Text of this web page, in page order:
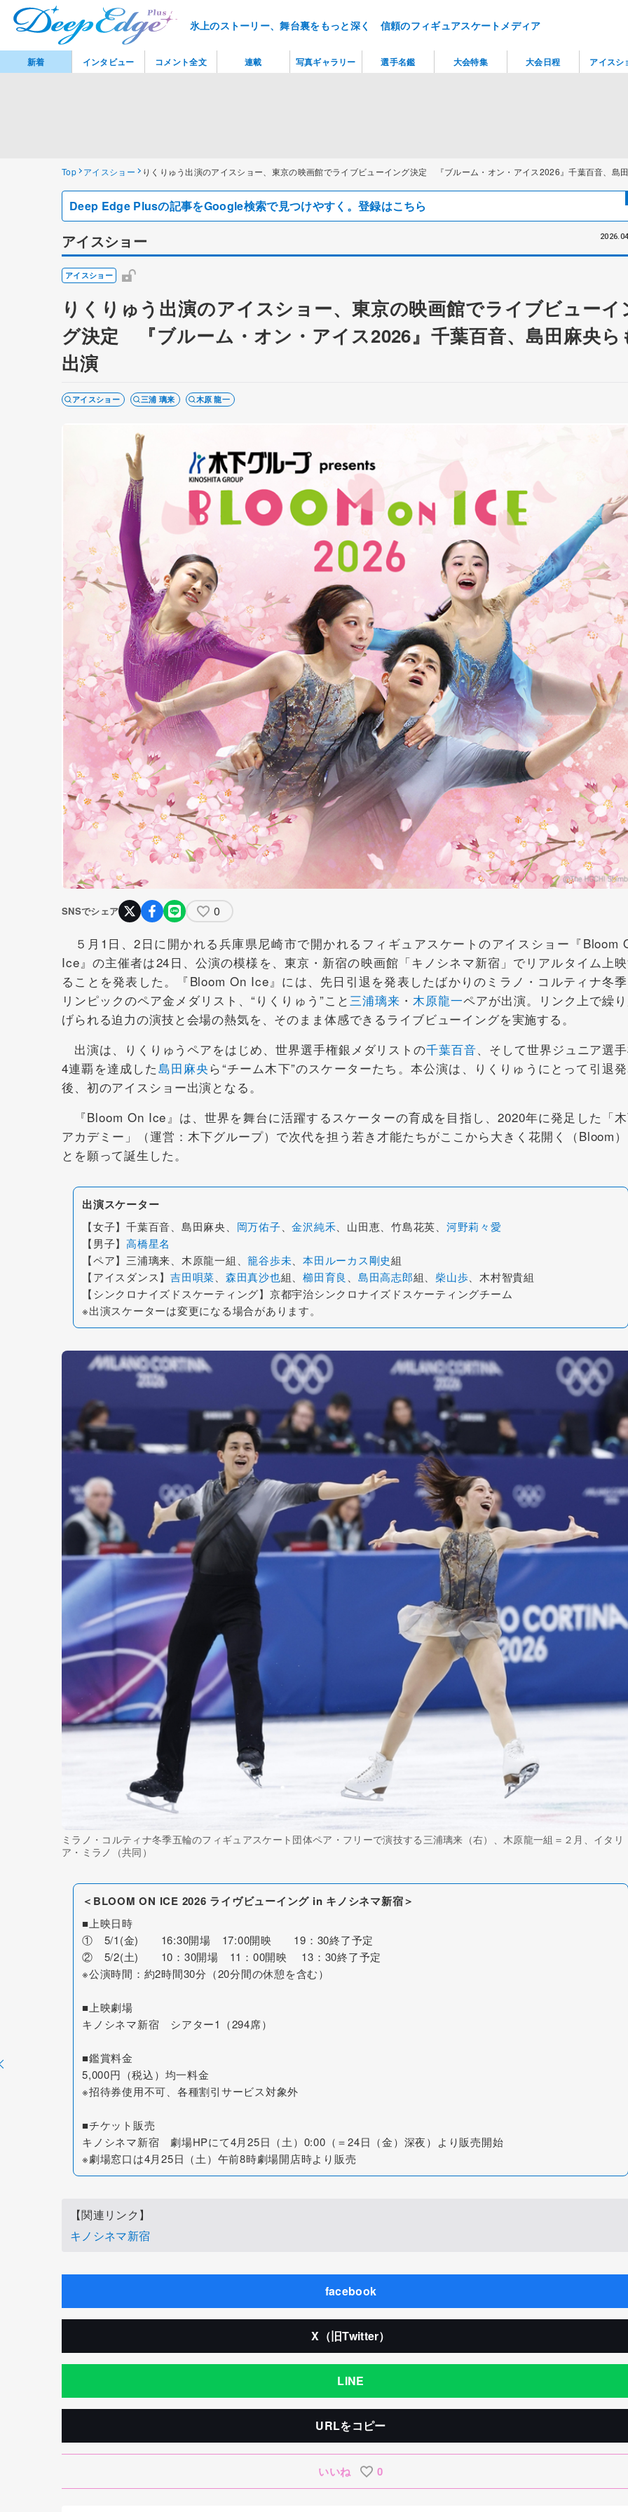
氷上のストーリー、舞台裏をもっと深く 信頼のフィギュアスケートメディア
Top アイスショー りくりゅう出演のアイスショー、東京の映画館でライブビューイング決定 『ブルーム・オン・アイス2026』千葉百音、島
Deep Edge Plusの記事をGoogle検索で見つけやすく。登録はこちら
アイスショー
アイスショー
りくりゅう出演のアイスショー、東京の映画館でライブビューイ
グ決定 『ブルーム・オン・アイス2026』千葉百音、島田麻央ら
出演
アイスショー 三浦 璃来 木原 龍一
SNSでシェア 0
５月1日、2日に開かれる兵庫県尼崎市で開かれるフィギュアスケートのアイスショー『Bloom
Ice』の主催者は24日、公演の模様を、東京・新宿の映画館「キノシネマ新宿」でリアルタイム上
ることを発表した。『Bloom On Ice』には、先日引退を発表したばかりのミラノ・コルティナ冬
リンピックのペア金メダリスト、“りくりゅう”こと三浦璃来 ・ 木原龍一ペアが出演。リンク上で繰
げられる迫力の演技と会場の熱気を、そのまま体感できるライブビューイングを実施する。
出演は、りくりゅうペアをはじめ、世界選手権銀メダリストの千葉百音、そして世界ジュニア選
4連覇を達成した島田麻央 ら“チーム木下”のスケーターたち。本公演は、りくりゅうにとって引退
後、初のアイスショー出演となる。
『Bloom On Ice』は、世界を舞台に活躍するスケーターの育成を目指し、2020年に発足した「
アカデミー」（運営：木下グループ）で次代を担う若き才能たちがここから大きく花開く（Bloom
とを願って誕生した。
出演スケーター
【女子】千葉百音、島田麻央、 岡万佑子、金沢純禾、山田恵、竹島花英、 河野莉々愛
【男子】 高橋星名
【ペア】三浦璃来、木原龍一組、籠谷歩未、 本田ルーカス剛史組
【アイスダンス】 吉田唄菜、 森田真沙也組、 櫛田育良 、 島田高志郎組、 柴山歩、木村智貴組
【シンクロナイズドスケーティング】京都宇治シンクロナイズドスケーティングチーム
※出演スケーターは変更になる場合があります。
ミラノ・コルティナ冬季五輪のフィギュアスケート団体ペア・フリーで演技する三浦璃来（右）、木原龍一組＝２月、イタリ
ア・ミラノ（共同）
＜BLOOM ON ICE 2026 ライヴビューイング in キノシネマ新宿＞
■上映日時
① 5/1(金) 16:30開場 17:00開映 19：30終了予定
② 5/2(土) 10：30開場 11：00開映 13：30終了予定
※公演時間：約2時間30分（20分間の休憩を含む）
■上映劇場
キノシネマ新宿 シアター1（294席）
■鑑賞料金
5,000円（税込）均一料金
※招待券使用不可、各種割引サービス対象外
■チケット販売
キノシネマ新宿 劇場HPにて4月25日（土）0:00（＝24日（金）深夜）より販売開始
※劇場窓口は4月25日（土）午前8時劇場開店時より販売
【関連リンク】
キノシネマ新宿
facebook
X（旧Twitter）
LINE
URLをコピー
いいね 0
新着 インタビュー コメント全文 連載 写真ギャラリー 選手名鑑 大会特集 大会日程 アイスシ